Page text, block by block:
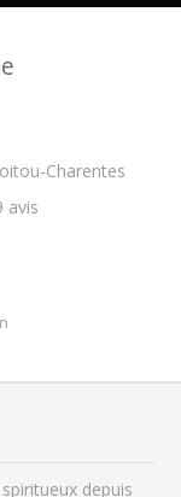
Charentes
avis
depuis